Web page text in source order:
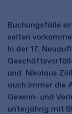
Buchungsfälle
selten
In der 17.
und Nikolaus
auch immer die
Gewinn- und
unterjährig mit